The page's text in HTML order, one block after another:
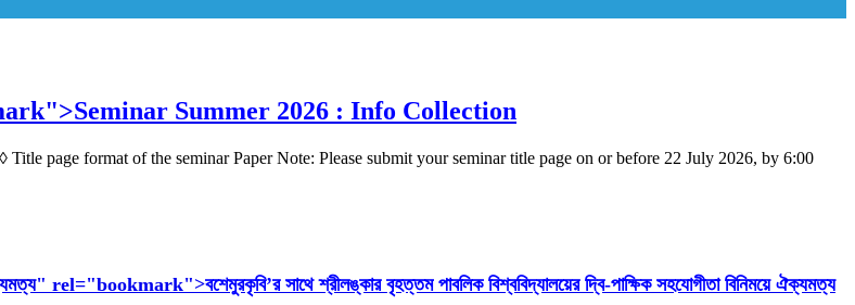
Seminar Summer 2026 : Info Collection
page format of the seminar Paper Note: Please submit your seminar title page on or before 22 July 2026, by 6:00
ঐক্যমত্য" rel="bookmark">বশেমুরকৃবি’র সাথে শ্রীলঙ্কার বৃহত্তম পাবলিক বিশ্ববিদ্যালয়ের দ্বি-পাক্ষিক সহযোগীতা বিনিময়ে ঐক্যমত্য